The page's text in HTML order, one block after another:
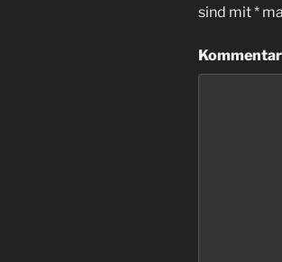
sind mit*
Kommentar